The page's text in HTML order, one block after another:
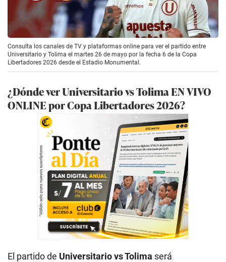
Consulta los canales de TV y plataformas online para ver el partido entre
Universitario y Tolima el martes 26 de mayo por la fecha 6 de la Copa
Libertadores 2026 desde el Estadio Monumental.
¿Dónde ver Universitario vs Tolima EN VIVO
ONLINE por Copa Libertadores 2026?
El partido de Universitario vs Tolima será